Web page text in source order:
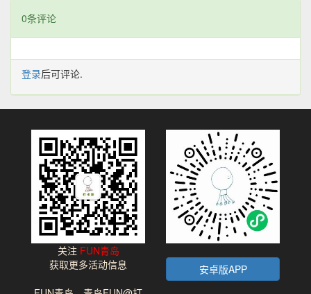
0条评论
登录后可评论.
关注 FUN青岛
获取更多活动信息
安卓版APP